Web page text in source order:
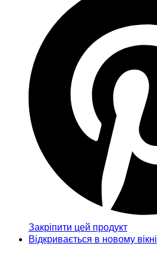
Закріпити цей продукт
Відкривається в новому вікні